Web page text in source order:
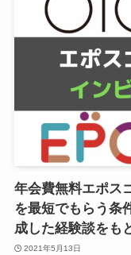
年会費無料エポス
を最短でもらう条
成した経験談をも
2021年5月13日